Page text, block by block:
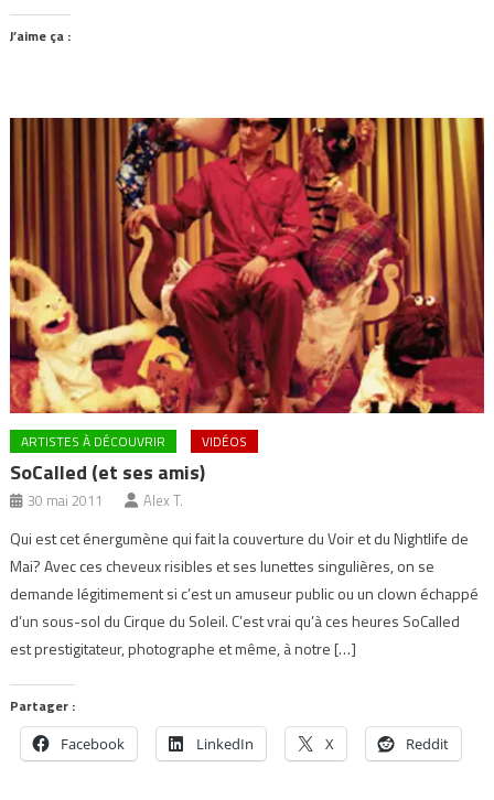
J’aime ça :
ARTISTES À DÉCOUVRIR VIDÉOS
SoCalled (et ses amis)
30 mai 2011 Alex T.
Qui est cet énergumène qui fait la couverture du Voir et du Nightlife de
Mai? Avec ces cheveux risibles et ses lunettes singulières, on se
demande légitimement si c’est un amuseur public ou un clown échappé
d’un sous-sol du Cirque du Soleil. C’est vrai qu’à ces heures SoCalled
est prestigitateur, photographe et même, à notre […]
Partager :
Facebook LinkedIn X Reddit